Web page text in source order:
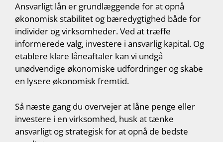
Ansvarligt lån er grundlæggende for at opnå
økonomisk stabilitet og bæredygtighed både for
individer og virksomheder. Ved at træffe
informerede valg, investere i ansvarlig kapital. Og
etablere klare låneaftaler kan vi undgå
unødvendige økonomiske udfordringer og skabe
en lysere økonomisk fremtid.
Så næste gang du overvejer at låne penge eller
investere i en virksomhed, husk at tænke
ansvarligt og strategisk for at opnå de bedste